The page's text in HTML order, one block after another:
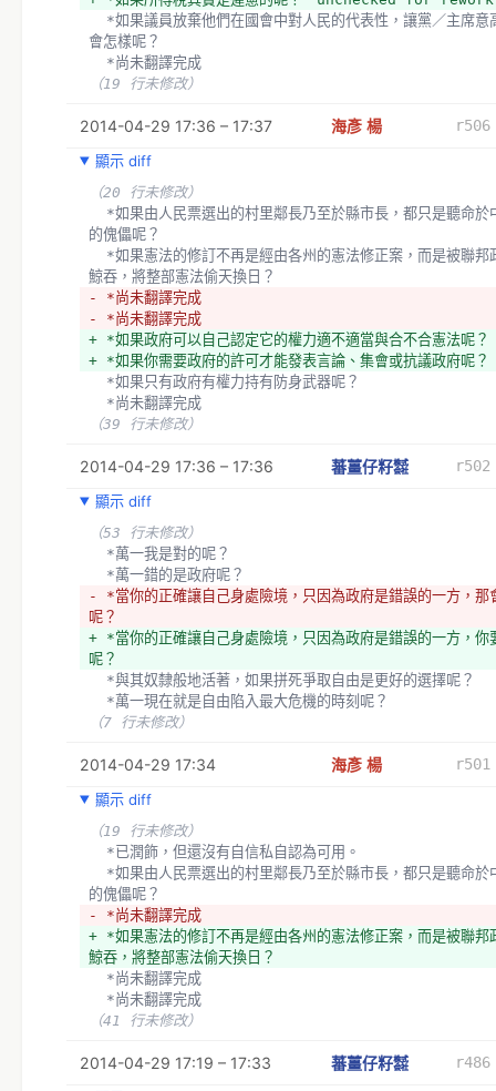
會怎樣呢？
  *尚未翻譯完成
（19 行未修改）
2014-04-29 17:36 – 17:37 海彥 楊
顯示 diff
（20 行未修改）
的傀儡呢？
鯨吞，將整部憲法偷天換日？
- *尚未翻譯完成
- *尚未翻譯完成
+ *如果政府可以自己認定它的權力適不適當與合不合憲法呢？
+ *如果你需要政府的許可才能發表言論、集會或抗議政府呢？
  *如果只有政府有權力持有防身武器呢？
  *尚未翻譯完成
（39 行未修改）
2014-04-29 17:36 – 17:36 蕃薑仔籽㍿
顯示 diff
（53 行未修改）
  *萬一我是對的呢？
  *萬一錯的是政府呢？
- *當你的正確讓自己身處險境，只因為政府是錯誤的一方，那
呢？
+ *當你的正確讓自己身處險境，只因為政府是錯誤的一方，你
呢？
  *與其奴隸般地活著，如果拼死爭取自由是更好的選擇呢？
  *萬一現在就是自由陷入最大危機的時刻呢？
（7 行未修改）
2014-04-29 17:34 海彥 楊
r501
顯示 diff
（19 行未修改）
  *已潤飾，但還沒有自信私自認為可用。
的傀儡呢？
- *尚未翻譯完成
+ *如果憲法的修訂不再是經由各州的憲法修正案，而是被聯邦
鯨吞，將整部憲法偷天換日？
  *尚未翻譯完成
  *尚未翻譯完成
（41 行未修改）
2014-04-29 17:19 – 17:33 蕃薑仔籽㍿